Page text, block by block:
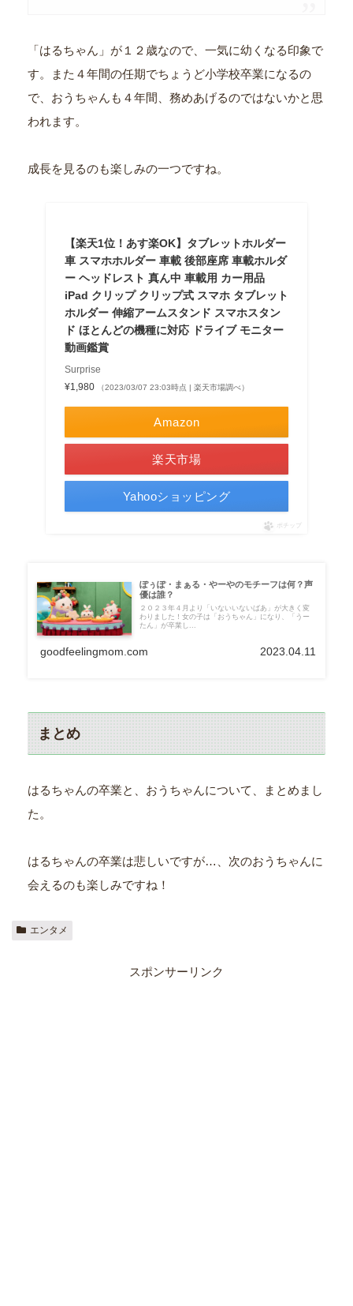
「はるちゃん」が１２歳なので、一気に幼くなる印象で
す。また４年間の任期でちょうど小学校卒業になるの
で、おうちゃんも４年間、務めあげるのではないかと思
われます。
成長を見るのも楽しみの一つですね。
【楽天1位！あす楽OK】タブレットホルダー
車 スマホホルダー 車載 後部座席 車載ホルダ
ー ヘッドレスト 真ん中 車載用 カー用品
iPad クリップ クリップ式 スマホ タブレット
ホルダー 伸縮アームスタンド スマホスタン
ド ほとんどの機種に対応 ドライブ モニター
動画鑑賞
Surprise
¥1,980
（2023/03/07 23:03時点 | 楽天市場調べ）
Amazon
楽天市場
Yahooショッピング
ポチップ
ぽぅぽ・まぁる・やーやのモチーフは何？声
優は誰？
２０２３年４月より「いないいないばあ」が大きく変
わりました！女の子は「おうちゃん」になり、「うー
たん」が卒業し...
goodfeelingmom.com 2023.04.11
まとめ
はるちゃんの卒業と、おうちゃんについて、まとめまし
た。
はるちゃんの卒業は悲しいですが…、次のおうちゃんに
会えるのも楽しみですね！
エンタメ
スポンサーリンク